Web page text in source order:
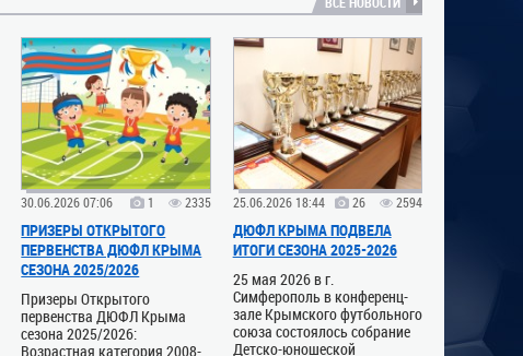
30.06.2026 07:06 1 2335
ПРИЗЕРЫ ОТКРЫТОГО
ПЕРВЕНСТВА ДЮФЛ КРЫМА
СЕЗОНА 2025/2026
Призеры Открытого
первенства ДЮФЛ Крыма
сезона 2025/2026:
Возрастная категория 2008-
25.06.2026 18:44 26 2594
ДЮФЛ КРЫМА ПОДВЕЛА
ИТОГИ СЕЗОНА 2025-2026
25 мая 2026 в г.
Симферополь в конференц-
зале Крымского футбольного
союза состоялось собрание
Детско-юношеской